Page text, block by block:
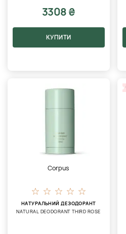
3308 ₴
КУПИТИ
Corpus
НАТУРАЛЬНИЙ ДЕЗОДОРАНТ
NATURAL DEODORANT THIRD ROSE